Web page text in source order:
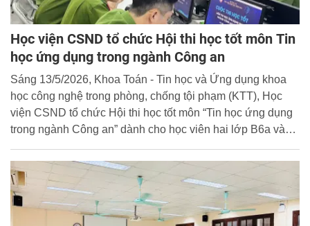
Học viện CSND tổ chức Hội thi học tốt môn Tin
học ứng dụng trong ngành Công an
Sáng 13/5/2026, Khoa Toán - Tin học và Ứng dụng khoa
học công nghệ trong phòng, chống tội phạm (KTT), Học
viện CSND tổ chức Hội thi học tốt môn “Tin học ứng dụng
trong ngành Công an” dành cho học viên hai lớp B6a và